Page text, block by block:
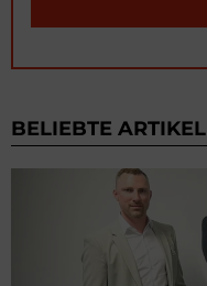
BELIEBTE ARTIKEL